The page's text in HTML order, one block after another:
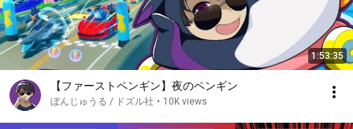
1:53:35
【ファーストペンギン】夜のペンギン
ぼんじゅうる / ドズル社 • 10K views